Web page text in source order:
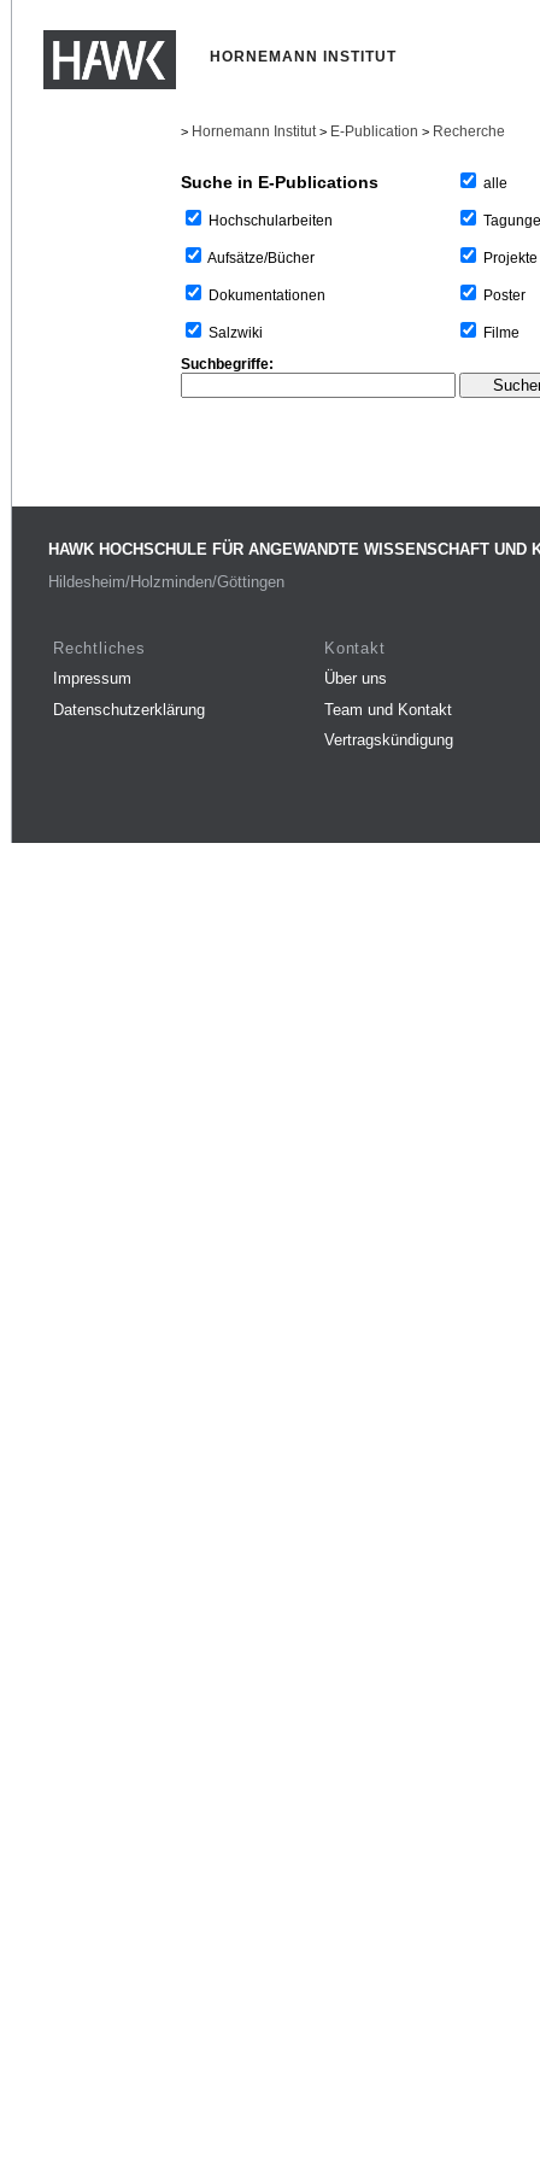
HORNEMANN INSTITUT
> Hornemann Institut > E-Publication > Recherche
Suche in E-Publications
Hochschularbeiten
Aufsätze/Bücher
Dokumentationen
Salzwiki
alle
Projekte
Poster
Filme
Suchbegriffe:
HAWK HOCHSCHULE FÜR ANGEWANDTE WISSENSCHAFT UND
Hildesheim/Holzminden/Göttingen
Rechtliches
Impressum
Datenschutzerklärung
Kontakt
Über uns
Team und Kontakt
Vertragskündigung